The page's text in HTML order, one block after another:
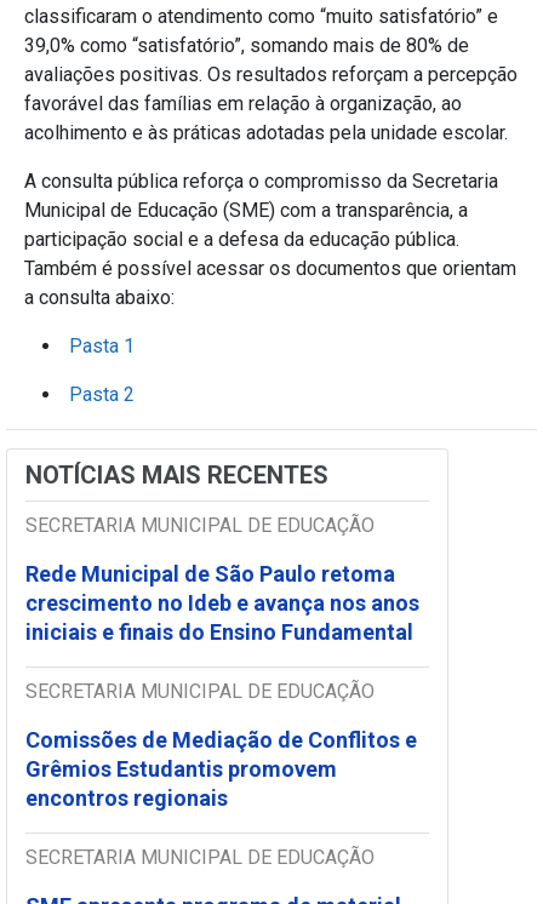
classificaram o atendimento como “muito satisfatório” e
39,0% como “satisfatório”, somando mais de 80% de
avaliações positivas. Os resultados reforçam a percepção
favorável das famílias em relação à organização, ao
acolhimento e às práticas adotadas pela unidade escolar.
A consulta pública reforça o compromisso da Secretaria
Municipal de Educação (SME) com a transparência, a
participação social e a defesa da educação pública.
Também é possível acessar os documentos que orientam
a consulta abaixo:
Pasta 1
Pasta 2
NOTÍCIAS MAIS RECENTES
SECRETARIA MUNICIPAL DE EDUCAÇÃO
Rede Municipal de São Paulo retoma
crescimento no Ideb e avança nos anos
iniciais e finais do Ensino Fundamental
SECRETARIA MUNICIPAL DE EDUCAÇÃO
Comissões de Mediação de Conflitos e
Grêmios Estudantis promovem
encontros regionais
SECRETARIA MUNICIPAL DE EDUCAÇÃO